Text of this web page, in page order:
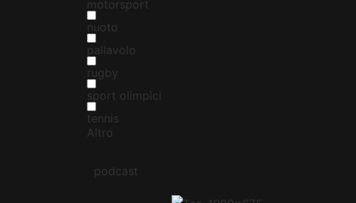
motorsport
nuoto
pallavolo
rugby
sport olimpici
tennis
Altro
podcast